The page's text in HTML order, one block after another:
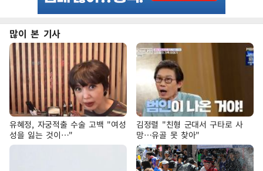
많이 본 기사
유혜정, 자궁적출 수술 고백 "여성
성을 잃는 것이…"
김정렬 "친형 군대서 구타로 사
망…유골 못 찾아"